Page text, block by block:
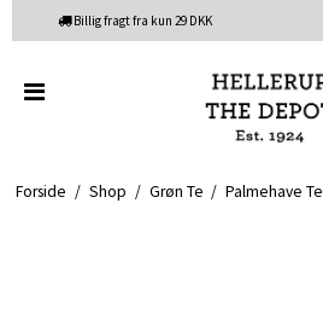
Billig fragt fra kun 29 DKK
Forside / Shop / Grøn Te / Palmehave Te